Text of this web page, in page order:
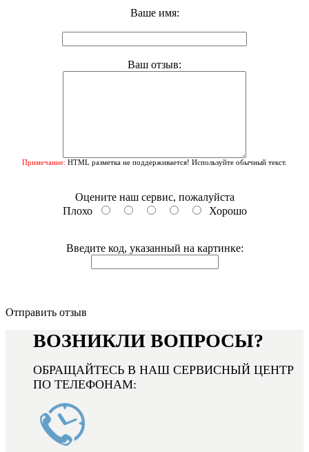
Ваше имя:
Ваш отзыв:
Примечание: HTML разметка не поддерживается! Используйте обычный текст.
Оцените наш сервис, пожалуйста
Плохо
Хорошо
Введите код, указанный на картинке:
Отправить отзыв
ВОЗНИКЛИ ВОПРОСЫ?
ОБРАЩАЙТЕСЬ В НАШ СЕРВИСНЫЙ ЦЕНТР
ПО ТЕЛЕФОНАМ: